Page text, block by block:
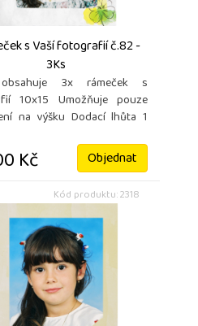
s Vaší fotografií č.82 -
3Ks
3x rámeček s
10x15 Umožňuje pouze
na výšku Dodací lhůta 1
Kč Objednat
Kód produktu: 2318